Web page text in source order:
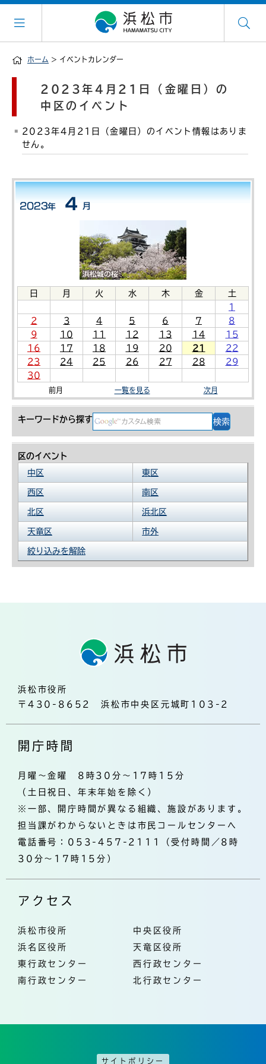
ホーム > イベントカレンダー
日 月 火 水 木 金
土
1
2
3 4 5 6 7
8
9
10 11 12 13 14
15
16
17 18 19 20 21
22
23
24 25 26 27 28
29
30
前月 一覧を見る 次月
キーワードから探す
区のイベント
中区
東区
西区 南区
北区 浜北区
天竜区 市外
絞り込みを解除
2023年4月21日（金曜日）の
中区のイベント
2023年4月21日（金曜日）のイベント情報はありま
せん。
浜松市役所
〒430-8652 浜松市中央区元城町103-2
開庁時間
月曜～金曜 8時30分～17時15分
（土日祝日、年末年始を除く）
※一部、開庁時間が異なる組織、施設があります。
担当課がわからないときは市民コールセンターへ
電話番号：053-457-2111（受付時間／8時
30分～17時15分）
アクセス
浜松市役所
中央区役所
浜名区役所
天竜区役所
東行政センター
西行政センター
南行政センター
北行政センター
サイトポリシー